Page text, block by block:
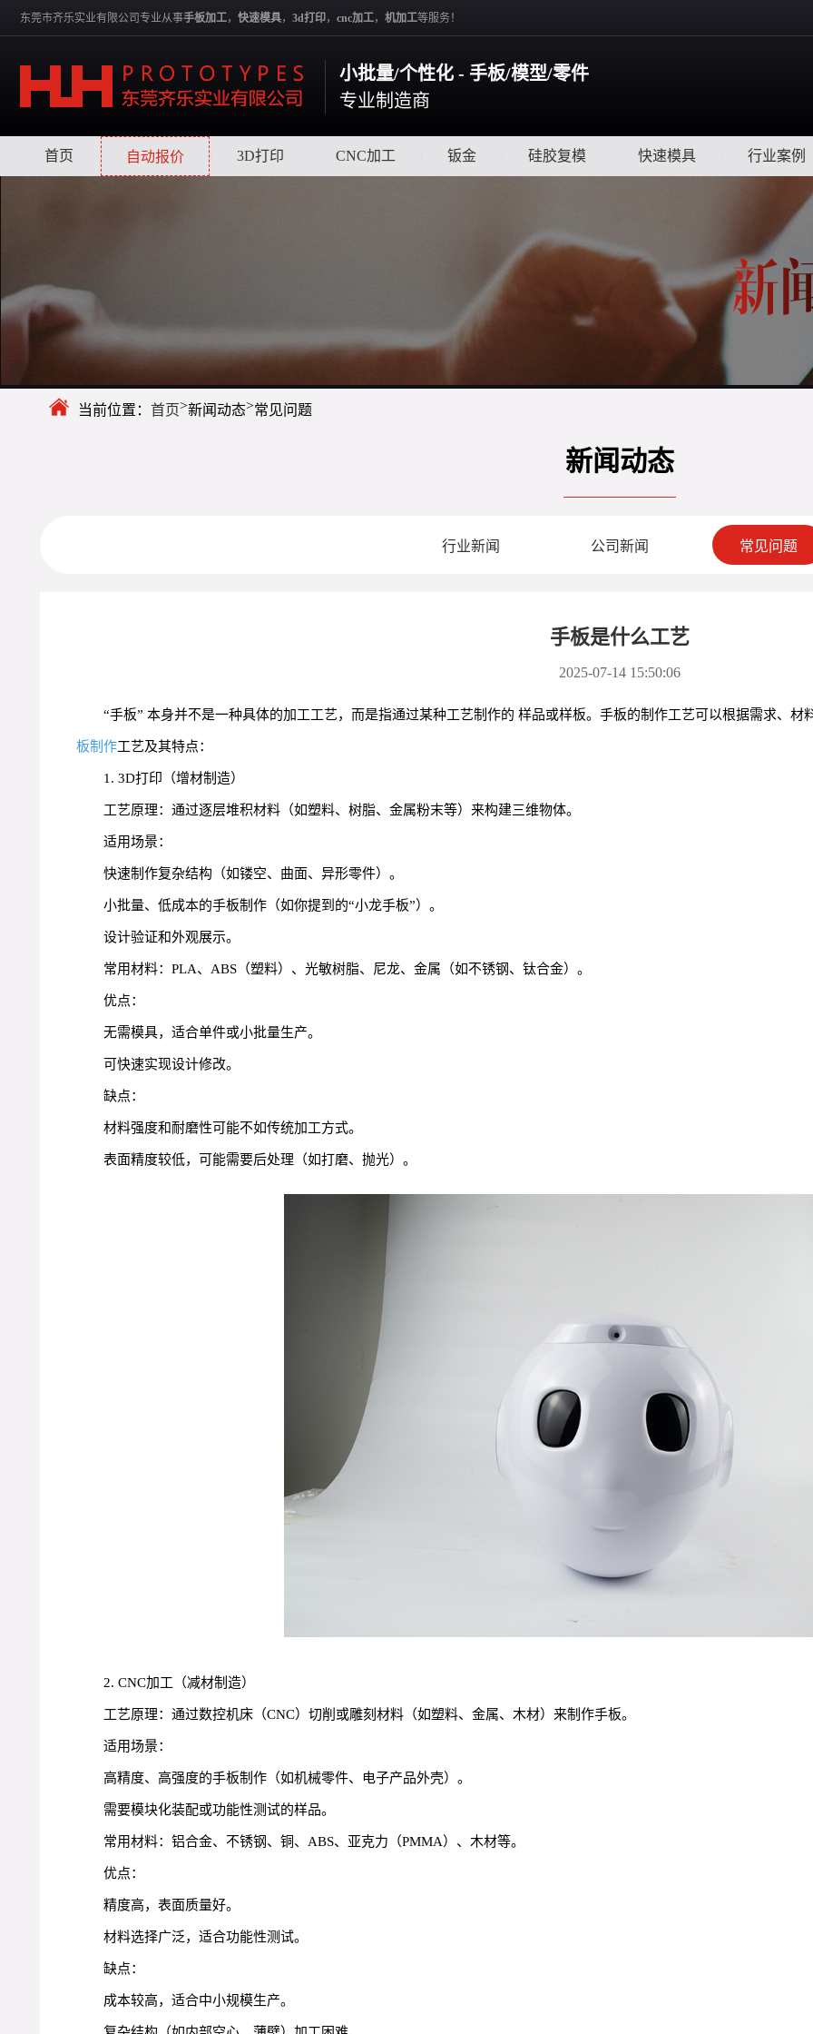
东莞市齐乐实业有限公司专业从事手板加工， 快速模具， 3d打印， cnc加工， 机加工等服务！
小批量/个性化 - 手板/模型/零件
专业制造商
首页 自动报价 3D打印 CNC加工 钣金 硅胶复模 快速模具 行业案例
当前位置： 首页>新闻动态>常见问题
新闻动态
行业新闻 公司新闻 常见问题
手板是什么工艺
2025-07-14 15:50:06
“手板” 本身并不是一种具体的加工工艺，而是指通过某种工艺制作的 样品或样板。手板的制作工艺可以根据需求、
板制作工艺及其特点：
1. 3D打印（增材制造）
工艺原理：通过逐层堆积材料（如塑料、树脂、金属粉末等）来构建三维物体。
适用场景：
快速制作复杂结构（如镂空、曲面、异形零件）。
小批量、低成本的手板制作（如你提到的“小龙手板”）。
设计验证和外观展示。
常用材料：PLA、ABS（塑料）、光敏树脂、尼龙、金属（如不锈钢、钛合金）。
优点：
无需模具，适合单件或小批量生产。
可快速实现设计修改。
缺点：
材料强度和耐磨性可能不如传统加工方式。
表面精度较低，可能需要后处理（如打磨、抛光）。
2. CNC加工（减材制造）
工艺原理：通过数控机床（CNC）切削或雕刻材料（如塑料、金属、木材）来制作手板。
适用场景：
高精度、高强度的手板制作（如机械零件、电子产品外壳）。
需要模块化装配或功能性测试的样品。
常用材料：铝合金、不锈钢、铜、ABS、亚克力（PMMA）、木材等。
优点：
精度高，表面质量好。
材料选择广泛，适合功能性测试。
缺点：
成本较高，适合中小规模生产。